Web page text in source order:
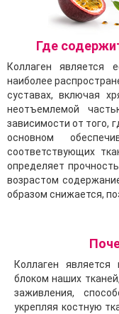
Где
Коллаген является
наиболее
суставах, включая
неотъемлемой
зависимости от того,
основном
соответствующих
определяет
возрастом
образом снижается,
Коллаген
блоком наших
заживления,
укрепляя костную